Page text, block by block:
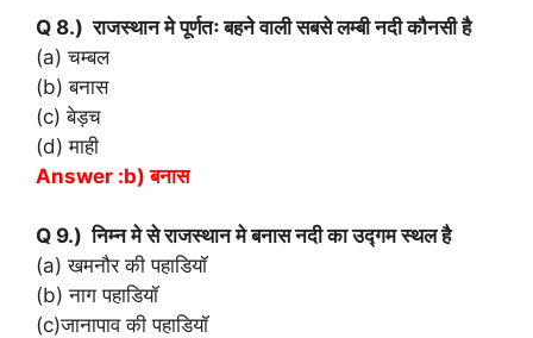
Q 8.) राजस्थान मे पूर्णतः बहने वाली सबसे लम्बी नदी कौनसी है
(a) चम्बल
(b) बनास
(c) बेड़च
(d) माही
Answer :b) बनास
Q 9.) निम्न मे से राजस्थान मे बनास नदी का उद्‍गम स्थल है
(a) खमनौर की पहाडियॉ
(b) नाग पहाडियॉ
(c)जानापाव की पहाडियॉ